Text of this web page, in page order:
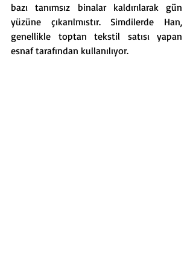
bazı tanımsız binalar kaldırılarak gün
yüzüne çıkarılmıstır. Simdilerde Han,
genellikle toptan tekstil satısı yapan
esnaf tarafından kullanılıyor.